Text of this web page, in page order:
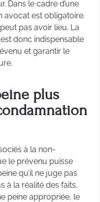
Dans le cadre d’une
avocat est obligatoire.
pas avoir lieu. La
donc indispensable
et garantir le
plus
à la non-
le prévenu puisse
qu’il ne juge pas
à la réalité des faits.
peine appropriée, le